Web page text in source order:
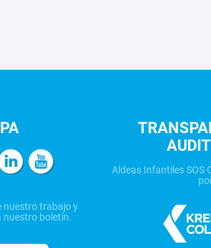
nuestro trabajo y
nuestro boletín.
Aldeas Infantiles SOS